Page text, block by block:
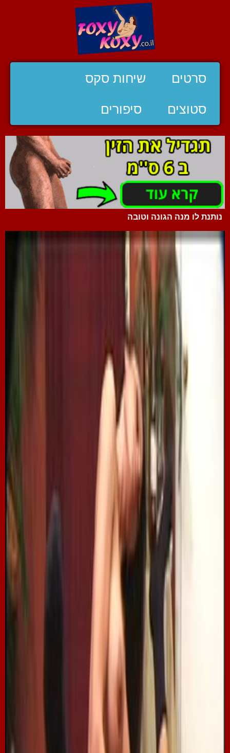
סרטים שיחות סקס
סטוצים סיפורים
נותנת לו מנה הגונה וטובה